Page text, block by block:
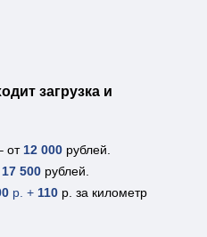
загрузка и
от 12 000 рублей.
17 500 рублей.
р. + 110 р. за километр